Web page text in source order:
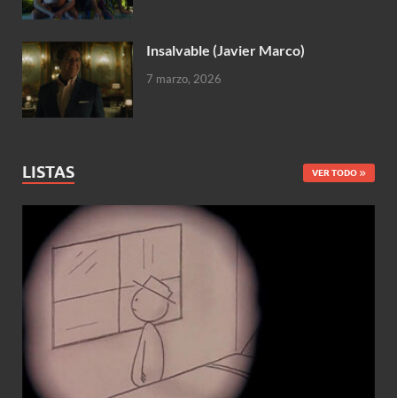
Insalvable (Javier Marco)
7 marzo, 2026
LISTAS VER TODO